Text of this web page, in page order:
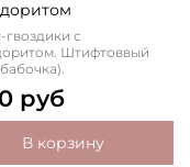
гвоздики с
Штифтоввый
руб
В корзину